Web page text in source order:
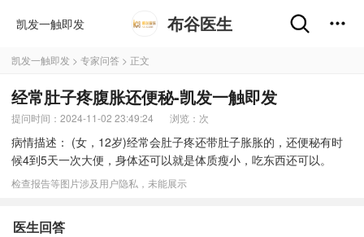
凯发一触即发 布谷医生
凯发一触即发 > 专家问答 > 正文
经常肚子疼腹胀还便秘-凯发一触即发
提问时间：2024-11-02 23:49:24 浏览： 次
病情描述： (女，12岁)经常会肚子疼还带肚子胀胀的，还便秘有时
候4到5天一次大便，身体还可以就是体质瘦小，吃东西还可以。
检查报告等图片涉及用户隐私，未能展示
医生回答